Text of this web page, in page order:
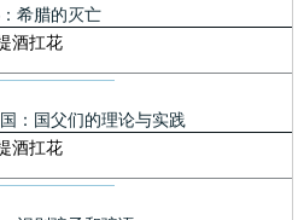
希腊的灭亡
酒扛花
：国父们的理论与实践
酒扛花